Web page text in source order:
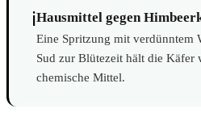
ℹ️Hausmittel gegen
Eine Spritzung mit verdünntem
Sud zur Blütezeit hält die Käfer
chemische Mittel.